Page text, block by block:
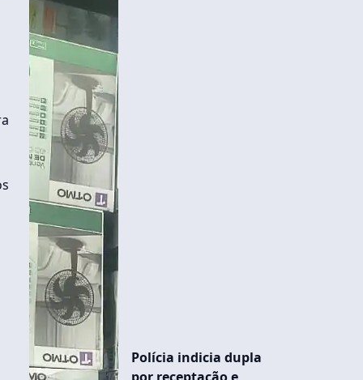
Polícia indicia dupla